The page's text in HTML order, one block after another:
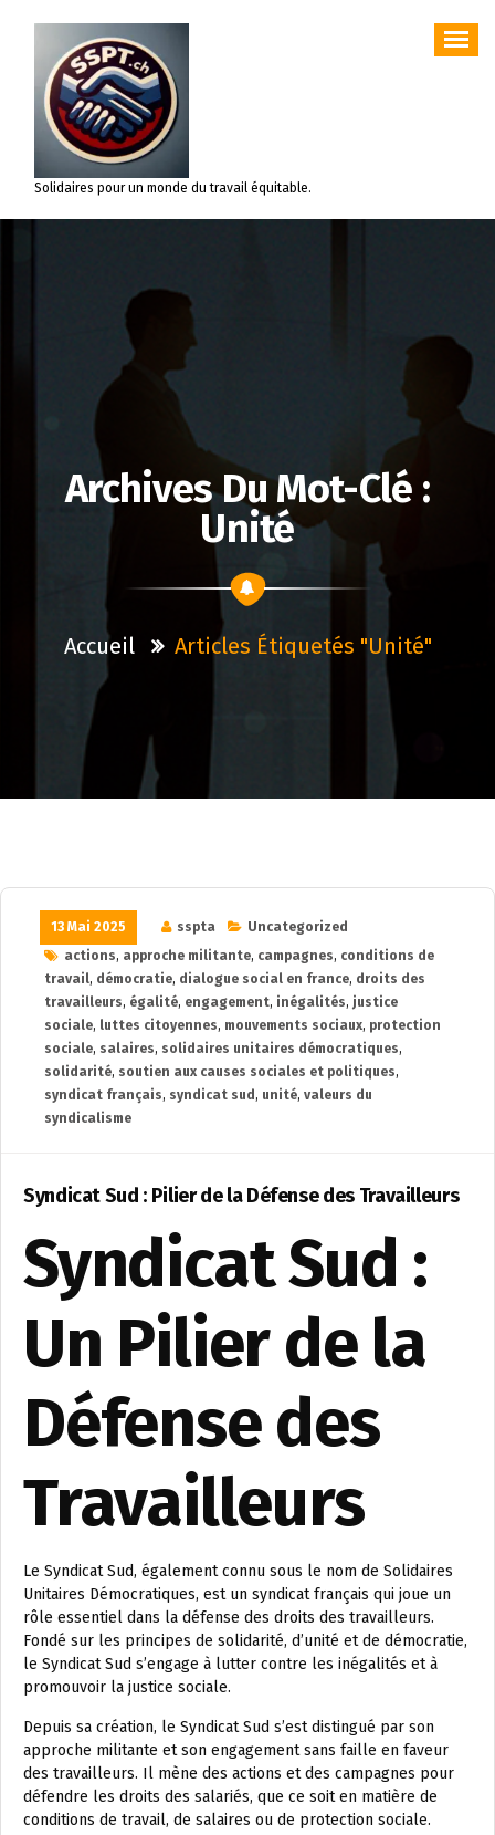
contenu
Solidaires pour un monde du travail équitable.
Archives Du Mot-Clé :
Unité
Accueil Articles Étiquetés "unité"
13 Mai 2025 sspta
Uncategorized
actions, approche militante, campagnes, conditions de
travail, démocratie, dialogue social en france, droits des
travailleurs, égalité, engagement, inégalités, justice
sociale, luttes citoyennes, mouvements sociaux, protection
sociale, salaires, solidaires unitaires démocratiques,
solidarité, soutien aux causes sociales et politiques,
syndicat français, syndicat sud , unité, valeurs du
syndicalisme
Syndicat Sud : Pilier de la Défense des Travailleurs
Syndicat Sud :
Un Pilier de la
Défense des
Travailleurs
Le Syndicat Sud, également connu sous le nom de Solidaires
Unitaires Démocratiques, est un syndicat français qui joue un
rôle essentiel dans la défense des droits des travailleurs.
Fondé sur les principes de solidarité, d’unité et de démocratie,
le Syndicat Sud s’engage à lutter contre les inégalités et à
promouvoir la justice sociale.
Depuis sa création, le Syndicat Sud s’est distingué par son
approche militante et son engagement sans faille en faveur
des travailleurs. Il mène des actions et des campagnes pour
défendre les droits des salariés, que ce soit en matière de
conditions de travail, de salaires ou de protection sociale.